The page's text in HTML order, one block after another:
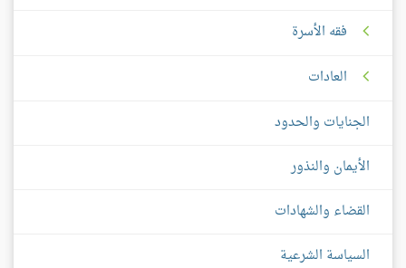
فقه الأسرة
العادات
الجنايات والحدود
الأيمان والنذور
القضاء والشهادات
السياسة الشرعية